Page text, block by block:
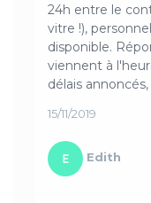
24h entre le
vitre !),
disponible.
viennent à
délais
15/11/2019
Edith